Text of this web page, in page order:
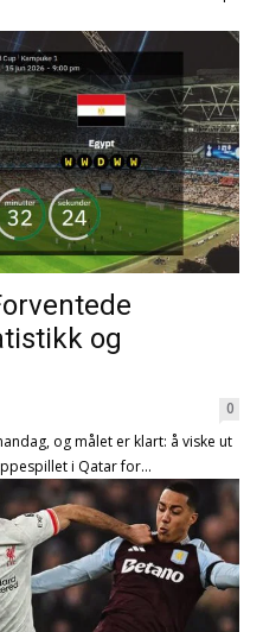
og
0
og målet er klart: å viske ut
i Qatar for...